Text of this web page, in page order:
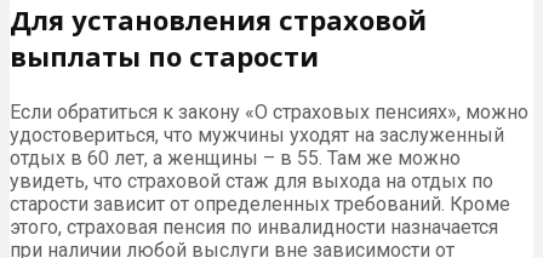
Для установления страховой
выплаты по старости
Если обратиться к закону «О страховых пенсиях», можно
удостовериться, что мужчины уходят на заслуженный
отдых в 60 лет, а женщины – в 55. Там же можно
увидеть, что страховой стаж для выхода на отдых по
старости зависит от определенных требований. Кроме
этого, страховая пенсия по инвалидности назначается
при наличии любой выслуги вне зависимости от